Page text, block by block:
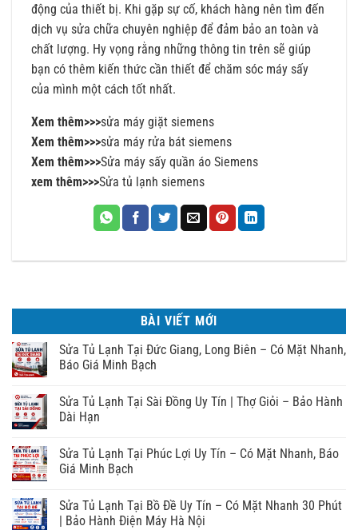
động của thiết bị. Khi gặp sự cố, khách hàng nên tìm đến
dịch vụ sửa chữa chuyên nghiệp để đảm bảo an toàn và
chất lượng. Hy vọng rằng những thông tin trên sẽ giúp
bạn có thêm kiến thức cần thiết để chăm sóc máy sấy
của mình một cách tốt nhất.
Xem thêm>>>sửa máy giặt siemens
Xem thêm>>>sửa máy rửa bát siemens
Xem thêm>>>Sửa máy sấy quần áo Siemens
xem thêm>>>Sửa tủ lạnh siemens
BÀI VIẾT MỚI
Sửa Tủ Lạnh Tại Đức Giang, Long Biên – Có Mặt Nhanh,
Báo Giá Minh Bạch
Sửa Tủ Lạnh Tại Sài Đồng Uy Tín | Thợ Giỏi – Bảo Hành
Dài Hạn
Sửa Tủ Lạnh Tại Phúc Lợi Uy Tín – Có Mặt Nhanh, Báo
Giá Minh Bạch
Sửa Tủ Lạnh Tại Bồ Đề Uy Tín – Có Mặt Nhanh 30 Phút
| Bảo Hành Điện Máy Hà Nội